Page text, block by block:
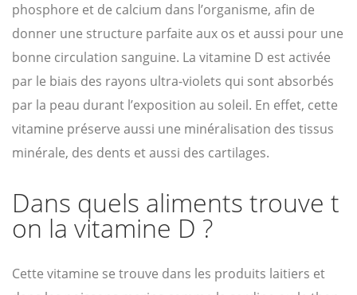
phosphore et de calcium dans l’organisme, afin de
donner une structure parfaite aux os et aussi pour une
bonne circulation sanguine. La vitamine D est activée
par le biais des rayons ultra-violets qui sont absorbés
par la peau durant l’exposition au soleil. En effet, cette
vitamine préserve aussi une minéralisation des tissus
minérale, des dents et aussi des cartilages.
Dans quels aliments trouve t
on la vitamine D ?
Cette vitamine se trouve dans les produits laitiers et